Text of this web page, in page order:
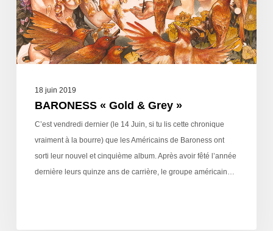
18 juin 2019
BARONESS « Gold & Grey »
C’est vendredi dernier (le 14 Juin, si tu lis cette chronique
vraiment à la bourre) que les Américains de Baroness ont
sorti leur nouvel et cinquième album. Après avoir fêté l’année
dernière leurs quinze ans de carrière, le groupe américain…